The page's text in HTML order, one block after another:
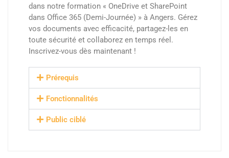
dans notre formation « OneDrive et SharePoint
dans Office 365 (Demi-Journée) » à Angers. Gérez
vos documents avec efficacité, partagez-les en
toute sécurité et collaborez en temps réel.
Inscrivez-vous dès maintenant !
Prérequis
Fonctionnalités
Public ciblé